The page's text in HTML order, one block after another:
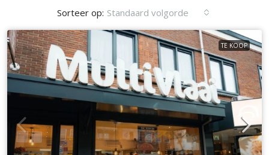
Sorteer op: Standaard volgorde
TE KOOP